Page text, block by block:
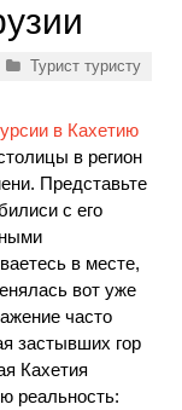
Рубрики
Турист туристу
в Кахетию
в регион
Представьте
с его
в месте,
вот уже
часто
застывших гор
Кахетия
реальность: